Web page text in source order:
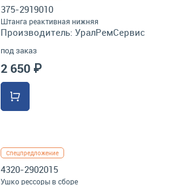
375-2919010
Штанга реактивная нижняя
Производитель: УралРемСервис
под заказ
2 650 ₽
Спецпредложение
4320-2902015
Ушко рессоры в сборе